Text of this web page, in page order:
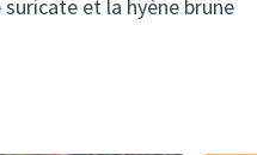
et la hyène brune